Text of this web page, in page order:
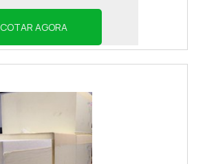
AGORA